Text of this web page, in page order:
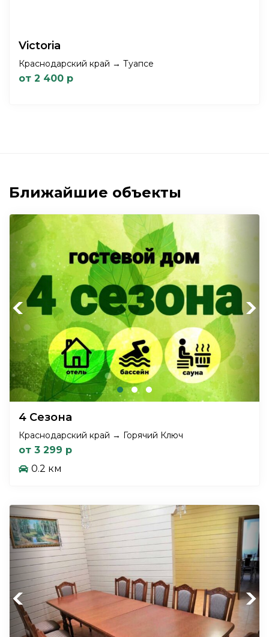
Victoria
Краснодарский край → Туапсе
от 2 400 р
Ближайшие объекты
Previous Next
4 Сезона
Краснодарский край → Горячий Ключ
от 3 299 р
0.2 км
Previous Next